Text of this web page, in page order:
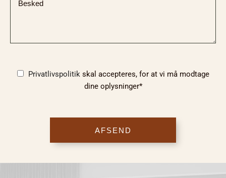
Privatlivspolitikskal accepteres, for at vi må modtage
dine oplysninger*